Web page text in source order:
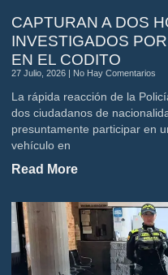
CAPTURAN A DOS
INVESTIGADOS
EN EL CODITO
27 Julio, 2026 No Hay Comentarios
La rápida reacción de la
dos ciudadanos de
presuntamente participar en
vehículo en
Read More